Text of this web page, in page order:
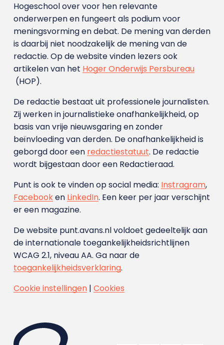
Hogeschool over voor hen relevante
onderwerpen en fungeert als podium voor
meningsvorming en debat. De mening van derden
is daarbij niet noodzakelijk de mening van de
redactie. Op de website vinden lezers ook
artikelen van het Hoger Onderwijs Persbureau
(HOP).
De redactie bestaat uit professionele journalisten.
Zij werken in journalistieke onafhankelijkheid, op
basis van vrije nieuwsgaring en zonder
beïnvloeding van derden. De onafhankelijkheid is
geborgd door een redactiestatuut. De redactie
wordt bijgestaan door een Redactieraad.
Punt is ook te vinden op social media: Instragram,
Facebooken LinkedIn. Een keer per jaar verschijnt
er een magazine.
De website punt.avans.nl voldoet gedeeltelijk aan
de internationale toegankelijkheidsrichtlijnen
WCAG 2.1, niveau AA. Ga naar de
toegankelijkheidsverklaring.
Cookie instellingen| Cookies